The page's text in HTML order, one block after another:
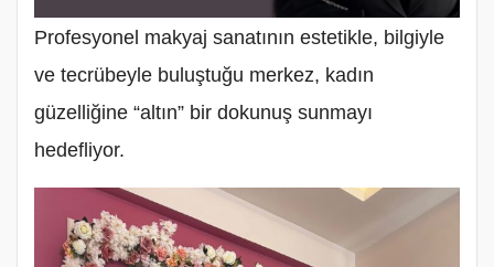
Profesyonel makyaj sanatının estetikle, bilgiyle
ve tecrübeyle buluştuğu merkez, kadın
güzelliğine “altın” bir dokunuş sunmayı
hedefliyor.